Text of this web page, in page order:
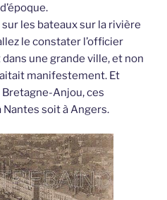
les bateaux sur la rivière
le constater l’officier
une grande ville, et non
manifestement. Et
Anjou, ces
soit à Angers.